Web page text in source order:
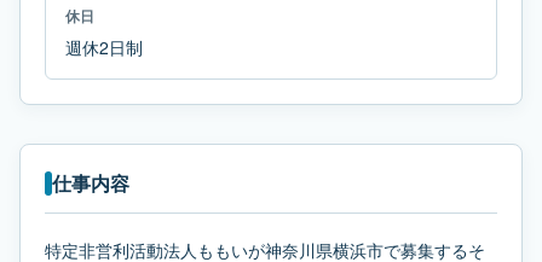
休日
週休2日制
仕事内容
特定非営利活動法人ももいが神奈川県横浜市で募集するそ